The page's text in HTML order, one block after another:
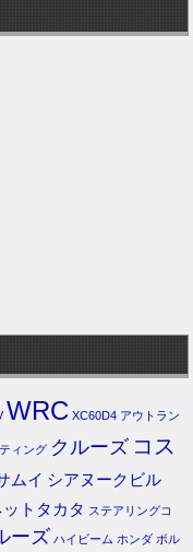
WRC XC60D4 アウトラン
ィング クルーズ コス
ムイ シアヌークビル
トタカタ ステアリングコ
ーズ ハイビーム ホンダ ボル